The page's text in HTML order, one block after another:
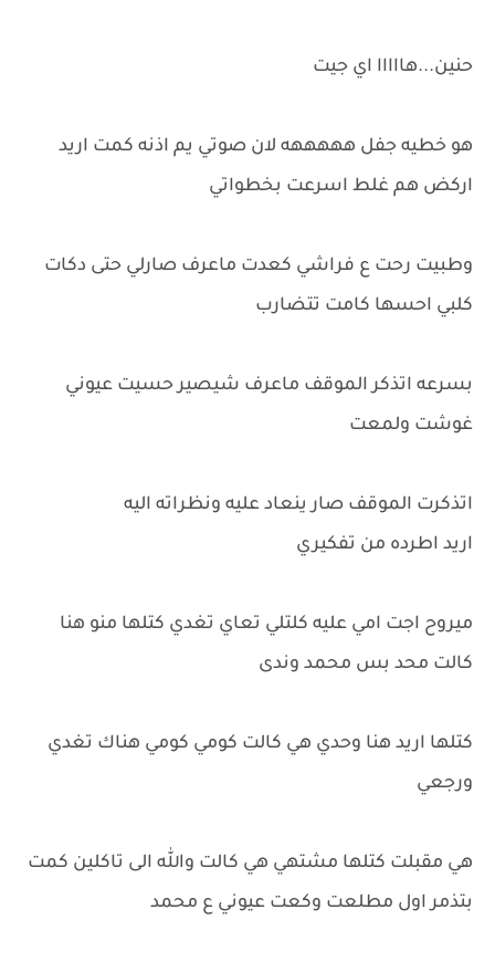
حنين...هااااا اي جيت
هو خطيه جفل هههههه لان صوتي يم اذنه كمت اريد
اركض هم غلط اسرعت بخطواتي
وطبيت رحت ع فراشي كعدت ماعرف صارلي حتى دكات
كلبي احسها كامت تتضارب
بسرعه اتذكر الموقف ماعرف شيصير حسيت عيوني
غوشت ولمعت
اتذكرت الموقف صار ينعاد عليه ونظراته اليه
اريد اطرده من تفكيري
ميروح اجت امي عليه كلتلي تعاي تغدي كتلها منو هنا
كالت محد بس محمد وندى
كتلها اريد هنا وحدي هي كالت كومي كومي هناك تغدي
ورجعي
هي مقبلت كتلها مشتهي هي كالت والله الى تاكلين كمت
بتذمر اول مطلعت وكعت عيوني ع محمد